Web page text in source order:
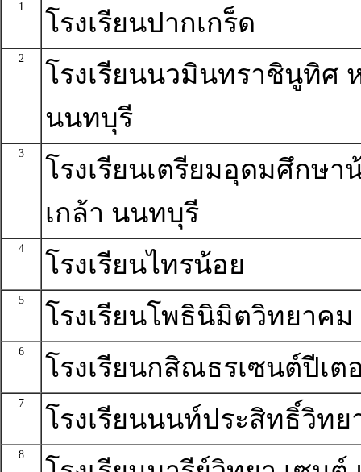
1
โรงเรียนปากเกร็ด
2
โรงเรียนนวมินทราชินูทิศ
นนทบุรี
3
โรงเรียนเตรียมอุดมศึกษา
เกล้า นนทบุรี
4
โรงเรียนไทรน้อย
5
โรงเรียนโพธินิมิตวิทยาคม
6
โรงเรียนกสิณธรเซนต์ปีเต
7
โรงเรียนนนท์ประสิทธิ์วิทย
8